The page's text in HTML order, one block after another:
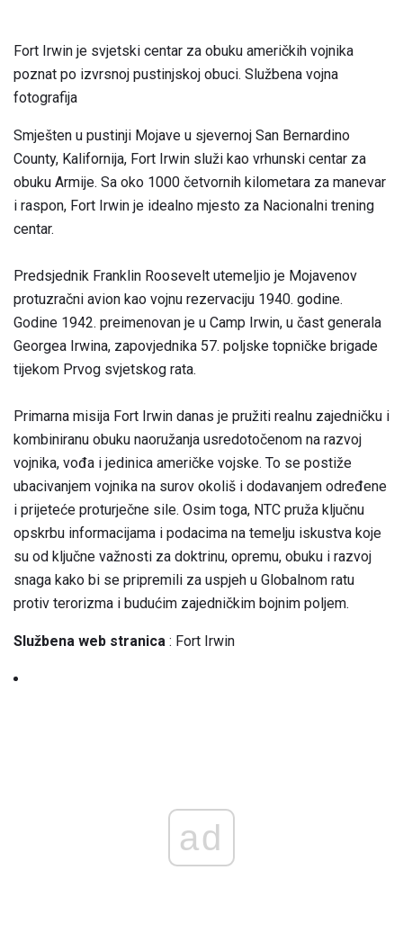
Fort Irwin je svjetski centar za obuku američkih vojnika
poznat po izvrsnoj pustinjskoj obuci. Službena vojna
fotografija
Smješten u pustinji Mojave u sjevernoj San Bernardino
County, Kalifornija, Fort Irwin služi kao vrhunski centar za
obuku Armije. Sa oko 1000 četvornih kilometara za manevar
i raspon, Fort Irwin je idealno mjesto za Nacionalni trening
centar.
Predsjednik Franklin Roosevelt utemeljio je Mojavenov
protuzračni avion kao vojnu rezervaciju 1940. godine.
Godine 1942. preimenovan je u Camp Irwin, u čast generala
Georgea Irwina, zapovjednika 57. poljske topničke brigade
tijekom Prvog svjetskog rata.
Primarna misija Fort Irwin danas je pružiti realnu zajedničku i
kombiniranu obuku naoružanja usredotočenom na razvoj
vojnika, vođa i jedinica američke vojske. To se postiže
ubacivanjem vojnika na surov okoliš i dodavanjem određene
i prijeteće proturječne sile. Osim toga, NTC pruža ključnu
opskrbu informacijama i podacima na temelju iskustva koje
su od ključne važnosti za doktrinu, opremu, obuku i razvoj
snaga kako bi se pripremili za uspjeh u Globalnom ratu
protiv terorizma i budućim zajedničkim bojnim poljem.
Službena web stranica : Fort Irwin
ad